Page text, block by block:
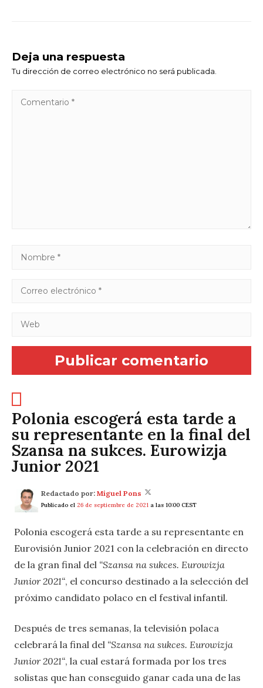
Deja una respuesta
Tu dirección de correo electrónico no será publicada.
Polonia escogerá esta tarde a
su representante en la final del
Szansa na sukces. Eurowizja
Junior 2021
Redactado por: Miguel Pons
Publicado el 26 de septiembre de 2021 a las 10:00 CEST
Polonia escogerá esta tarde a su representante en
Eurovisión Junior 2021 con la celebración en directo
de la gran final del “Szansa na sukces. Eurowizja
Junior 2021“, el concurso destinado a la selección del
próximo candidato polaco en el festival infantil.
Después de tres semanas, la televisión polaca
celebrará la final del “Szansa na sukces. Eurowizja
Junior 2021“, la cual estará formada por los tres
solistas que han conseguido ganar cada una de las